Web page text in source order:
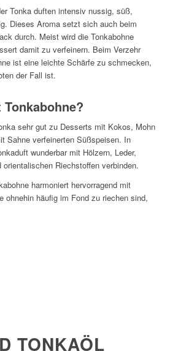
Tonka duften intensiv nussig, süß,
Dieses Aroma setzt sich auch beim
durch. Meist wird die Tonkabohne
damit zu verfeinern. Beim Verzehr
ist eine leichte Schärfe zu schmecken,
der Fall ist.
sehr gut zu Desserts mit Kokos, Mohn
Sahne verfeinerten Süßspeisen. In
wunderbar mit Hölzern, Leder,
orientalischen Riechstoffen verbinden.
harmoniert hervorragend mit
ohnehin häufig im Fond zu riechen sind,
TONKAÖL